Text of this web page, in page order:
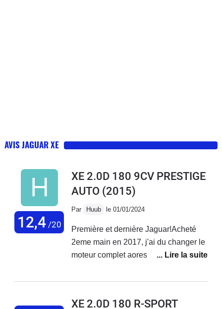
AVIS JAGUAR XE
12,4/20
XE 2.0D 180 9CV PRESTIGE
AUTO (2015)
Par Huub le 01/01/2024
Première et dernière Jaguar!Acheté
2eme main en 2017, j'ai du changer le
moteur complet aores 120000
coussins de bielle, turbo et pompe a
bord resemble a un arbre de noel,
XE 2.0D 180 R-SPORT